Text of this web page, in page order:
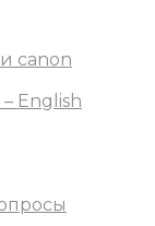
canon
English